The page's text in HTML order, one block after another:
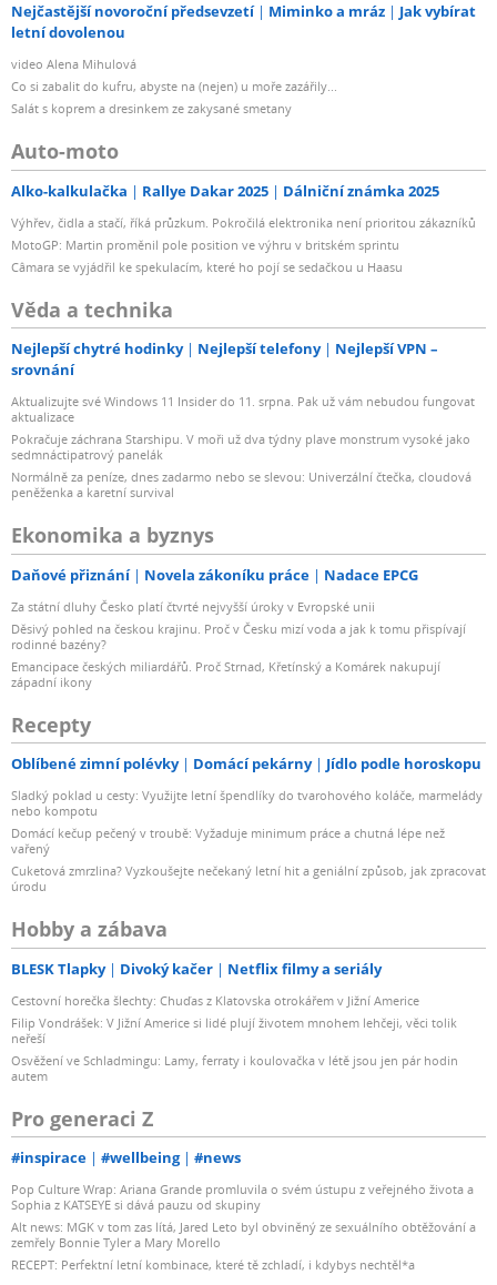
Nejčastější novoroční předsevzetí Miminko a mráz
Jak vybírat
letní dovolenou
video Alena Mihulová
Co si zabalit do kufru, abyste na (nejen) u moře zazářily...
Salát s koprem a dresinkem ze zakysané smetany
Auto-moto
Alko-kalkulačka Rallye Dakar 2025 Dálniční známka 2025
Výhřev, čidla a stačí, říká průzkum. Pokročilá elektronika není prioritou zákazníků
MotoGP: Martin proměnil pole position ve výhru v britském sprintu
Câmara se vyjádřil ke spekulacím, které ho pojí se sedačkou u Haasu
Věda a technika
Nejlepší chytré hodinky Nejlepší telefony
Nejlepší VPN –
srovnání
Aktualizujte své Windows 11 Insider do 11. srpna. Pak už vám nebudou fungovat
aktualizace
Pokračuje záchrana Starshipu. V moři už dva týdny plave monstrum vysoké jako
sedmnáctipatrový panelák
Normálně za peníze, dnes zadarmo nebo se slevou: Univerzální čtečka, cloudová
peněženka a karetní survival
Ekonomika a byznys
Daňové přiznání Novela zákoníku práce Nadace EPCG
Za státní dluhy Česko platí čtvrté nejvyšší úroky v Evropské unii
Děsivý pohled na českou krajinu. Proč v Česku mizí voda a jak k tomu přispívají
rodinné bazény?
Emancipace českých miliardářů. Proč Strnad, Křetínský a Komárek nakupují
západní ikony
Recepty
Oblíbené zimní polévky Domácí pekárny Jídlo podle horoskopu
Sladký poklad u cesty: Využijte letní špendlíky do tvarohového koláče, marmelády
nebo kompotu
Domácí kečup pečený v troubě: Vyžaduje minimum práce a chutná lépe než
vařený
Cuketová zmrzlina? Vyzkoušejte nečekaný letní hit a geniální způsob, jak zpracovat
úrodu
Hobby a zábava
BLESK Tlapky Divoký kačer Netflix filmy a seriály
Cestovní horečka šlechty: Chuďas z Klatovska otrokářem v Jižní Americe
Filip Vondrášek: V Jižní Americe si lidé plují životem mnohem lehčeji, věci tolik
neřeší
Osvěžení ve Schladmingu: Lamy, ferraty i koulovačka v létě jsou jen pár hodin
autem
Pro generaci Z
#inspirace #wellbeing #news
Pop Culture Wrap: Ariana Grande promluvila o svém ústupu z veřejného života a
Sophia z KATSEYE si dává pauzu od skupiny
Alt news: MGK v tom zas lítá, Jared Leto byl obviněný ze sexuálního obtěžování a
zemřely Bonnie Tyler a Mary Morello
RECEPT: Perfektní letní kombinace, které tě zchladí, i kdybys nechtěl*a